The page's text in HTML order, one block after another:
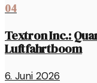
04
Textron Inc.:
Luftfahrtboom
6. Juni 2026